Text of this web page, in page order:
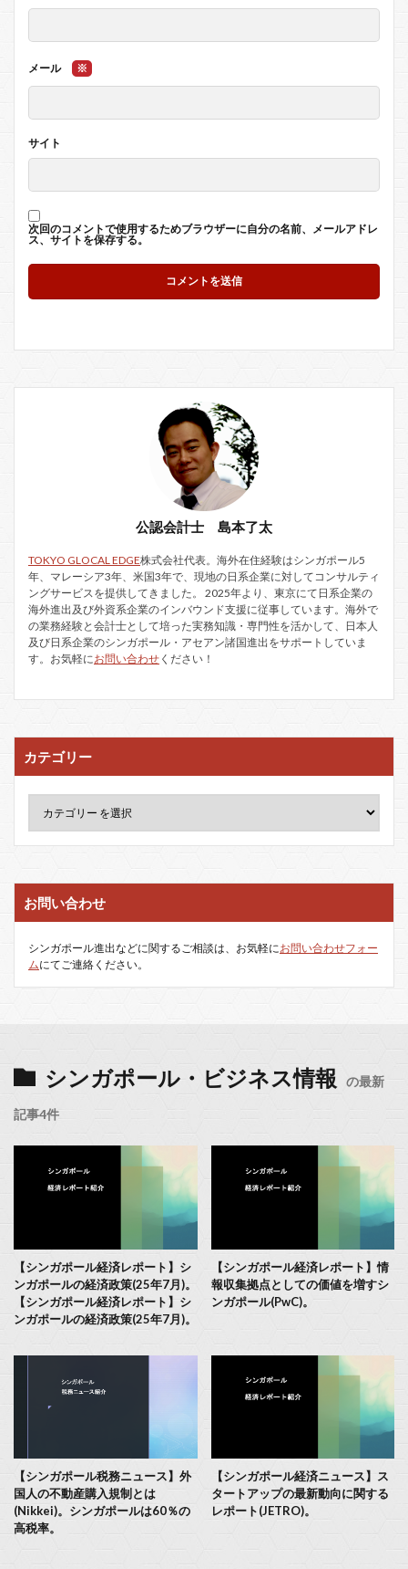
メール ※
サイト
次回のコメントで使用するためブラウザーに自分の名前、メールアドレ
ス、サイトを保存する。
公認会計士 島本了太
TOKYO GLOCAL EDGE株式会社代表。海外在住経験はシンガポール5
年、マレーシア3年、米国3年で、現地の日系企業に対してコンサルティ
ングサービスを提供してきました。 2025年より、東京にて日系企業の
海外進出及び外資系企業のインバウンド支援に従事しています。海外で
の業務経験と会計士として培った実務知識・専門性を活かして、日本人
及び日系企業のシンガポール・アセアン諸国進出をサポートしていま
す。お気軽にお問い合わせ ください！
カテゴリー
お問い合わせ
シンガポール進出などに関するご相談は、お気軽にお問い合わせフォー
ムにてご連絡ください。
シンガポール・ビジネス情報 の最新
記事4件
【シンガポール経済レポート】シ
ンガポールの経済政策(25年7月)。
【シンガポール経済レポート】シ
ンガポールの経済政策(25年7月)。
【シンガポール経済レポート】情
報収集拠点としての価値を増すシ
ンガポール(PwC)。
【シンガポール税務ニュース】外
国人の不動産購入規制とは
(Nikkei)。シンガポールは60％の
高税率。
【シンガポール経済ニュース】ス
タートアップの最新動向に関する
レポート(JETRO)。